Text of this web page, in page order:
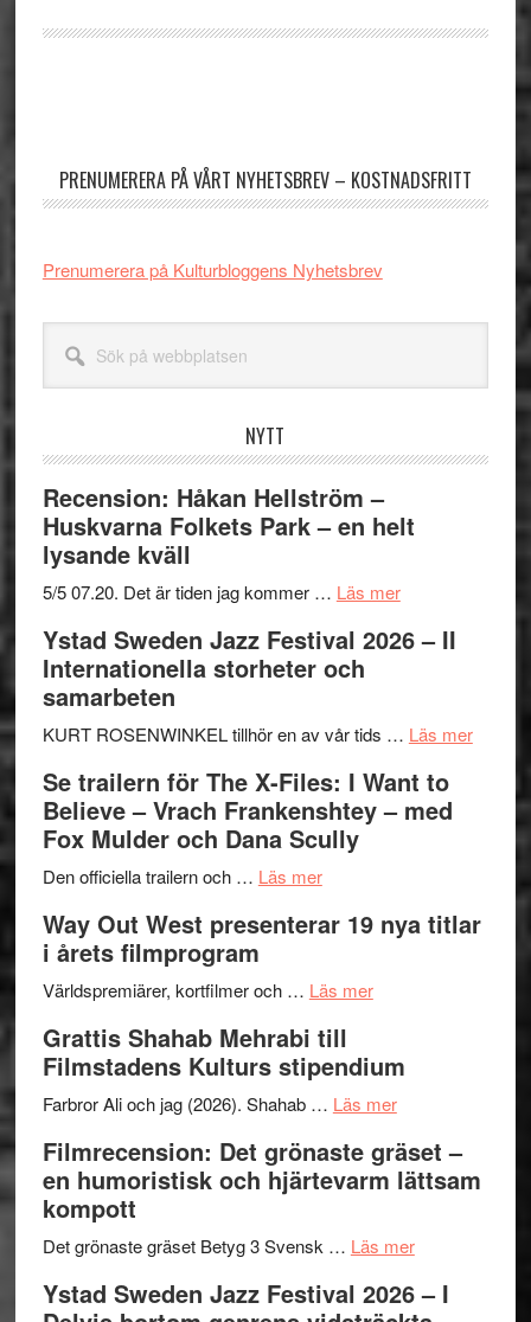
PRENUMERERA PÅ VÅRT NYHETSBREV – KOSTNADSFRITT
Prenumerera på Kulturbloggens Nyhetsbrev
webbplatsen
NYTT
Recension: Håkan Hellström –
Huskvarna Folkets Park – en helt
lysande kväll
5/5 07.20. Det är tiden jag kommer … Läs merom
Håkan
Huskvarna
Park
–
kväll
Ystad Sweden Jazz Festival 2026 – II
Internationella storheter och
samarbeten
KURT ROSENWINKEL tillhör en av vår tids … Läs merom
Festival
II
Se trailern för The X-Files: I Want to
Believe – Vrach Frankenshtey – med
Fox Mulder och Dana Scully
Den officiella trailern och … Läs merom
trailern
The
Files:
I
Want
Believe
–
Frankenshtey
med
Way Out West presenterar 19 nya titlar
i årets filmprogram
Världspremiärer, kortfilmer och … Läs merom
West
presenterar
nya
titlar
årets
Grattis Shahab Mehrabi till
Filmstadens Kulturs stipendium
Farbror Ali och jag (2026). Shahab … Läs merom
Shahab
Mehrabi
Filmstadens
stipendium
Filmrecension: Det grönaste gräset –
en humoristisk och hjärtevarm lättsam
kompott
Det grönaste gräset Betyg 3 Svensk … Läs merom
Det
Ystad Sweden Jazz Festival 2026 – I